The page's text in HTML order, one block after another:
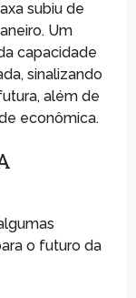
subiu de
Um
capacidade
sinalizando
além de
econômica.
o futuro da